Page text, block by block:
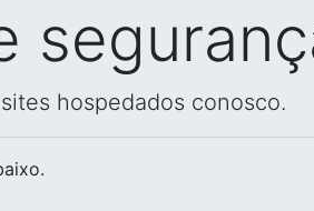
hospedados conosco.